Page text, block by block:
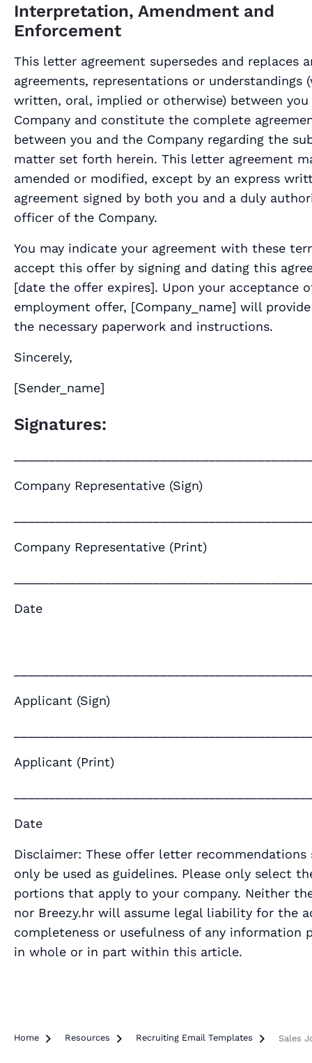
Interpretation, Amendment and
Enforcement
This letter agreement supersedes and replaces
agreements, representations or understandings
written, oral, implied or otherwise) between you
Company and constitute the complete
between you and the Company regarding the
matter set forth herein. This letter agreement
amended or modified, except by an express
agreement signed by both you and a duly
officer of the Company.
You may indicate your agreement with these
accept this offer by signing and dating this
[date the offer expires]. Upon your acceptance
employment offer, [Company_name] will
the necessary paperwork and instructions.
Sincerely,
[Sender_name]
Signatures:
Company Representative (Sign)
Company Representative (Print)
Date
Applicant (Sign)
Applicant (Print)
Date
Disclaimer: These offer letter recommendations
only be used as guidelines. Please only select
portions that apply to your company. Neither
nor Breezy.hr will assume legal liability for the
completeness or usefulness of any information
in whole or in part within this article.
Home  Resources  Recruiting Email Templates  Sales